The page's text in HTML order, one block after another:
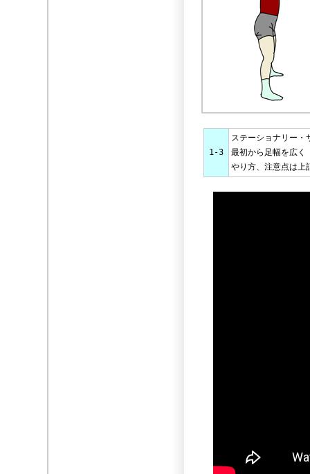
1-3
ステーショナリー・
最初から足幅を広く
やり方、注意点は上